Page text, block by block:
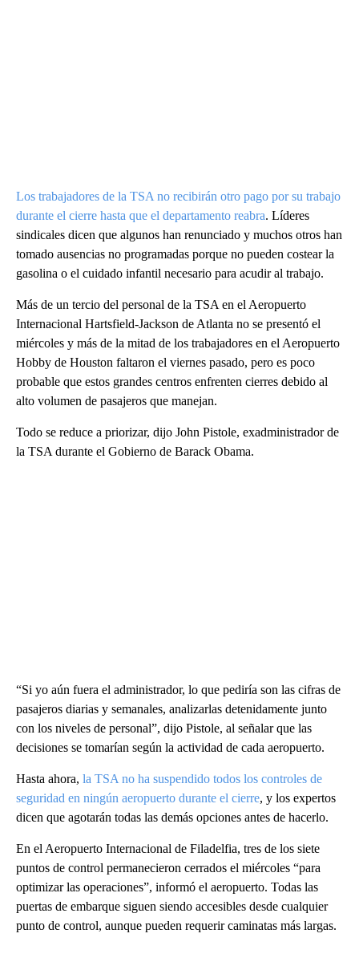
Los trabajadores de la TSA no recibirán otro pago por su trabajo
durante el cierre hasta que el departamento reabra. Líderes
sindicales dicen que algunos han renunciado y muchos otros han
tomado ausencias no programadas porque no pueden costear la
gasolina o el cuidado infantil necesario para acudir al trabajo.
Más de un tercio del personal de la TSA en el Aeropuerto
Internacional Hartsfield-Jackson de Atlanta no se presentó el
miércoles y más de la mitad de los trabajadores en el Aeropuerto
Hobby de Houston faltaron el viernes pasado, pero es poco
probable que estos grandes centros enfrenten cierres debido al
alto volumen de pasajeros que manejan.
Todo se reduce a priorizar, dijo John Pistole, exadministrador de
la TSA durante el Gobierno de Barack Obama.
“Si yo aún fuera el administrador, lo que pediría son las cifras de
pasajeros diarias y semanales, analizarlas detenidamente junto
con los niveles de personal”, dijo Pistole, al señalar que las
decisiones se tomarían según la actividad de cada aeropuerto.
Hasta ahora, la TSA no ha suspendido todos los controles de
seguridad en ningún aeropuerto durante el cierre, y los expertos
dicen que agotarán todas las demás opciones antes de hacerlo.
En el Aeropuerto Internacional de Filadelfia, tres de los siete
puntos de control permanecieron cerrados el miércoles “para
optimizar las operaciones”, informó el aeropuerto. Todas las
puertas de embarque siguen siendo accesibles desde cualquier
punto de control, aunque pueden requerir caminatas más largas.